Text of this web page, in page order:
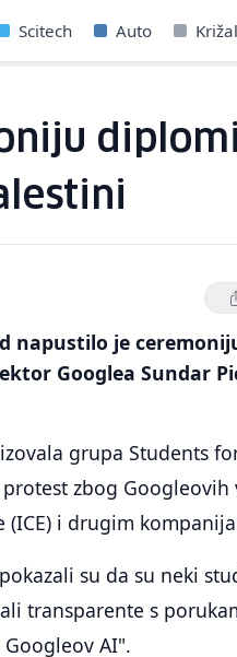
Scitech Auto
napustilo je
Googlea Sundar
grupa Students
zbog Googleovih
i drugim
su da su neki
transparente s
AI".